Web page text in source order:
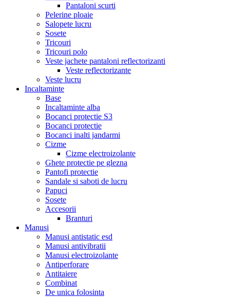
Pantaloni scurti
Pelerine ploaie
Salopete lucru
Sosete
Tricouri
Tricouri polo
Veste jachete pantaloni reflectorizanti
Veste reflectorizante
Veste lucru
Incaltaminte
Base
Incaltaminte alba
Bocanci protectie S3
Bocanci protectie
Bocanci inalti jandarmi
Cizme
Cizme electroizolante
Ghete protectie pe glezna
Pantofi protectie
Sandale si saboti de lucru
Papuci
Sosete
Accesorii
Branturi
Manusi
Manusi antistatic esd
Manusi antivibratii
Manusi electroizolante
Antiperforare
Antitaiere
Combinat
De unica folosinta